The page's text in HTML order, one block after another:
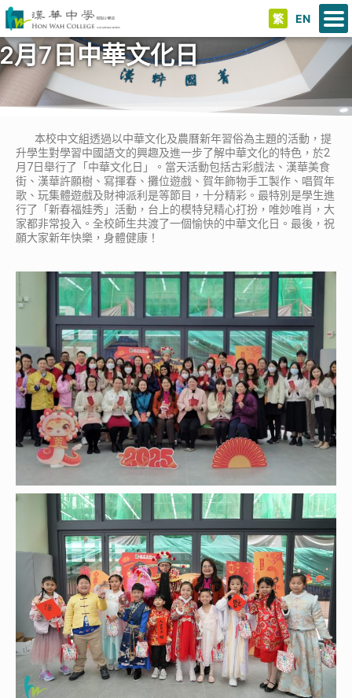
繁 EN
2月7日中華文化日
本校中文組透過以中華文化及農曆新年習俗為主題的活動，提
升學生對學習中國語文的興趣及進一步了解中華文化的特色，於2
月7日舉行了「中華文化日」。當天活動包括古彩戲法、漢華美食
街、漢華許願樹、寫揮春、攤位遊戲、賀年飾物手工製作、唱賀年
歌、玩集體遊戲及財神派利是等節目，十分精彩。最特別是學生進
行了「新春福娃秀」活動，台上的模特兒精心打扮，唯妙唯肖，大
家都非常投入。全校師生共渡了一個愉快的中華文化日。最後，祝
願大家新年快樂，身體健康！